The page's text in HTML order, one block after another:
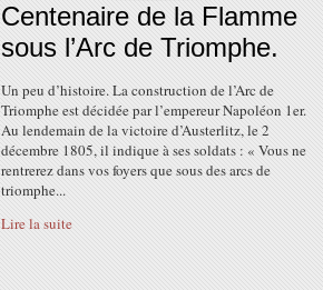
Centenaire de la Flamme
sous l’Arc de Triomphe.
Un peu d’histoire. La construction de l’Arc de
Triomphe est décidée par l’empereur Napoléon 1er.
Au lendemain de la victoire d’Austerlitz, le 2
décembre 1805, il indique à ses soldats : « Vous ne
rentrerez dans vos foyers que sous des arcs de
triomphe...
Lire la suite